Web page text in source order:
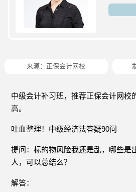
来源： 正保会计网校
中级会计补习班，推荐正保会计网校
高。
吐血整理！中级经济法答疑90问
提问：标的物风险我还是乱，哪些是
人，可以总结么？
解答：